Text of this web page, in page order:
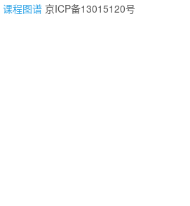
课程图谱京ICP备13015120号